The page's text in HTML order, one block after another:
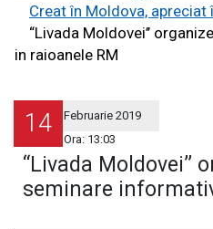
Export/Import
Proiecte de
asistență
Creat în Moldova, apreciat
“Livada Moldovei’’
in raioanele RM
14
Februarie 2019
Ora: 13:03
“Livada Moldovei’’
seminare